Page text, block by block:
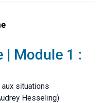
| Module 1 :
situations
Hesseling)